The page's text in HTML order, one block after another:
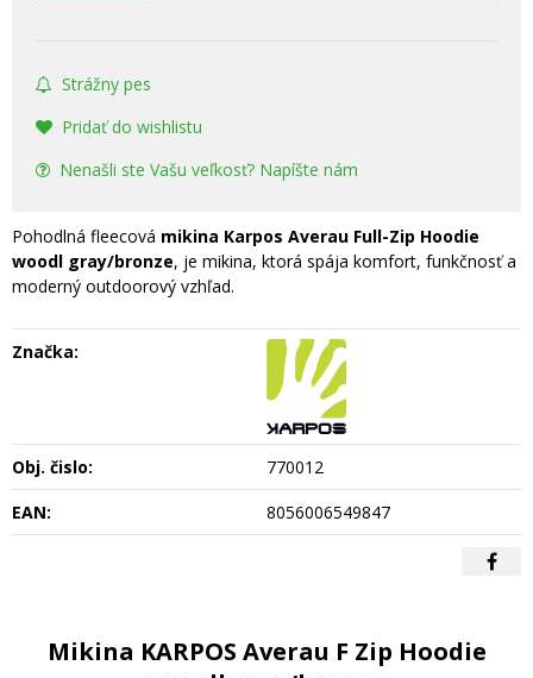
Strážny pes
Pridať do wishlistu
Nenašli ste Vašu veľkosť? Napíšte nám
Pohodlná fleecová mikina Karpos Averau Full-Zip Hoodie
woodl gray/bronze, je mikina, ktorá spája komfort, funkčnosť a
moderný outdoorový vzhľad.
Značka:
Obj. čislo:
770012
EAN:
8056006549847
Mikina KARPOS Averau F Zip Hoodie